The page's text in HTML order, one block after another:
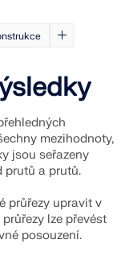
mezihodnoty,
jsou seřazeny
prutů a prutů.
průřezy upravit v
lze převést
posouzení.